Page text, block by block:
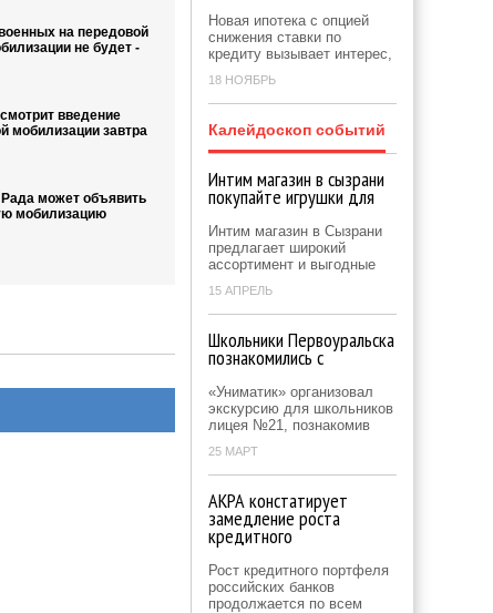
на передовой
не будет -
введение
мобилизации завтра
может объявить
мобилизацию
Новая ипотека с опцией
снижения ставки по
кредиту вызывает интерес,
18 НОЯБРЬ
Калейдоскоп событий
Интим магазин в сызрани
покупайте игрушки для
Интим магазин в Сызрани
предлагает широкий
ассортимент и выгодные
15 АПРЕЛЬ
Школьники Первоуральска
познакомились с
«Униматик» организовал
экскурсию для школьников
лицея №21, познакомив
25 МАРТ
АКРА констатирует
замедление роста
кредитного
Рост кредитного портфеля
российских банков
продолжается по всем